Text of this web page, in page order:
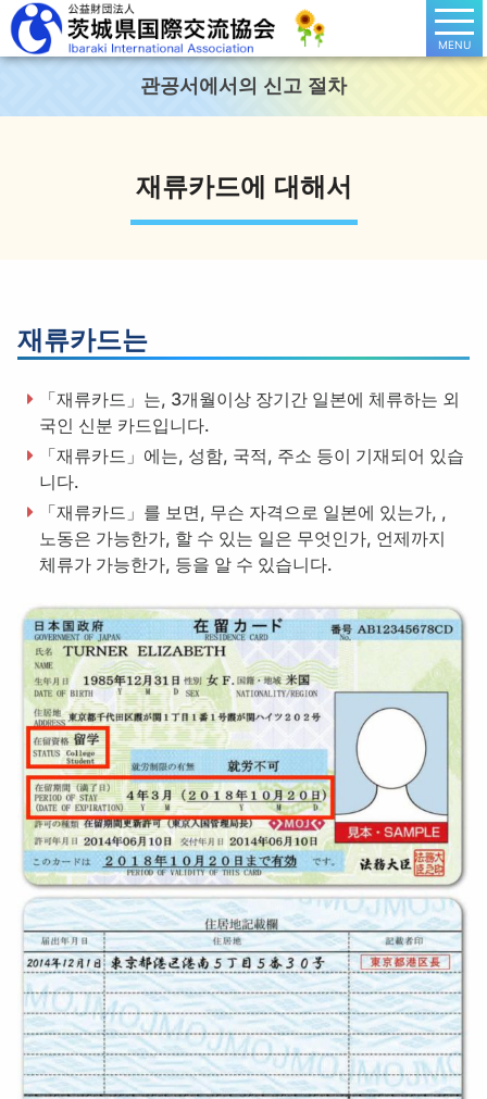
MENU
관공서에서의 신고 절차
재류카드에 대해서
재류카드는
「재류카드」는, 3개월이상 장기간 일본에 체류하는 외
국인 신분 카드입니다.
「재류카드」에는, 성함, 국적, 주소 등이 기재되어 있습
니다.
「재류카드」를 보면, 무슨 자격으로 일본에 있는가, ,
노동은 가능한가, 할 수 있는 일은 무엇인가, 언제까지
체류가 가능한가, 등을 알 수 있습니다.